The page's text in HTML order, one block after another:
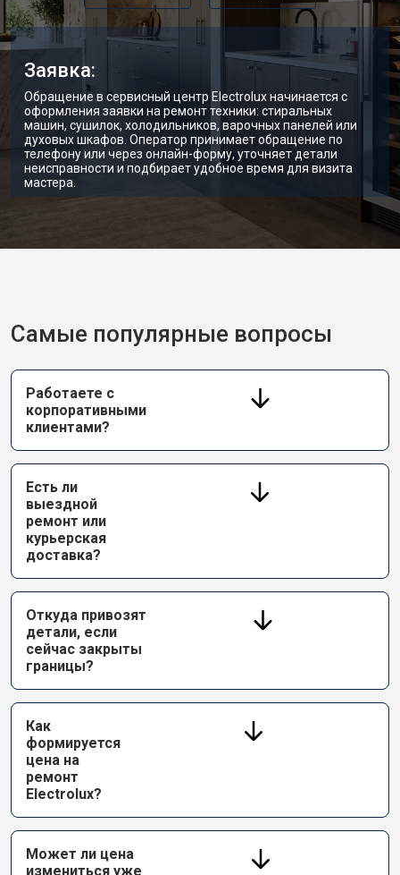
Заявка:
Обращение в сервисный центр Electrolux начинается с
оформления заявки на ремонт техники: стиральных
машин, сушилок, холодильников, варочных панелей или
духовых шкафов. Оператор принимает обращение по
телефону или через онлайн-форму, уточняет детали
неисправности и подбирает удобное время для визита
мастера.
Самые популярные вопросы
Работаете с
корпоративными
клиентами?
Есть ли
выездной
ремонт или
курьерская
доставка?
Откуда привозят
детали, если
сейчас закрыты
границы?
Как
формируется
цена на
ремонт
Electrolux?
Может ли цена
измениться уже